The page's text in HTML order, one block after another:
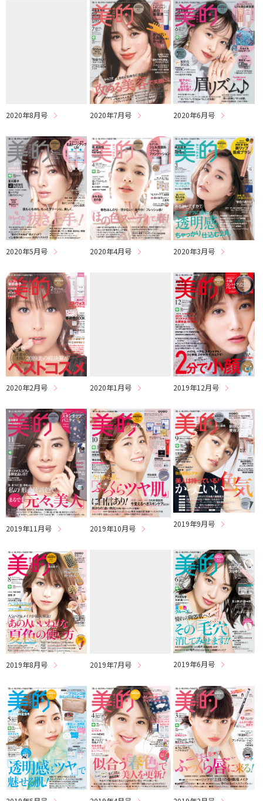
2020年8月号 2020年7月号 2020年6月号
2020年5月号 2020年4月号 2020年3月号
2020年2月号 2020年1月号 2019年12月号
2019年11月号 2019年10月号 2019年9月号
2019年8月号 2019年7月号 2019年6月号